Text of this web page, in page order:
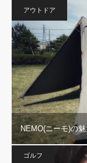
アウトドア
NEMO(ニーモ)の
ゴルフ